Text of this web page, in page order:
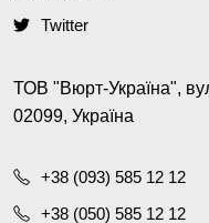
Twitter
ТОВ "Вюрт-Україна",
02099, Україна
+38 (093) 585 12 12
+38 (050) 585 12 12